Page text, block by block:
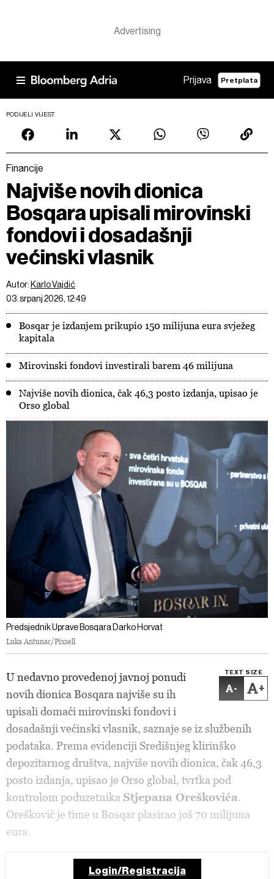
Prijava Pretplata
PODIJELI VIJEST
Financije
Najviše novih dionica
Bosqara upisali mirovinski
fondovi i dosadašnji
većinski vlasnik
Autor: Karlo Vajdić
03. srpanj 2026, 12:49
Bosqar je izdanjem prikupio 150 milijuna eura svježeg
kapitala
Mirovinski fondovi investirali barem 46 milijuna
Najviše novih dionica, čak 46,3 posto izdanja, upisao je
Orso global
Predsjednik Uprave Bosqara Darko Horvat
Luka Antunac/Pixsell
TEXT SIZE
- +
U nedavno provedenoj javnoj ponudi
novih dionica Bosqara najviše su ih
upisali domaći mirovinski fondovi i
dosadašnji većinski vlasnik, saznaje se iz službenih
podataka. Prema evidenciji Središnjeg klirinško
depozitarnog društva, najviše novih dionica, čak 46,3
posto izdanja, upisao je Orso global, tvrtka pod
kontrolom poduzetnika Stjepana Oreškovića.
Orešković je time u Bosqar plasirao još 70 milijuna
eura.
Login/Registracija